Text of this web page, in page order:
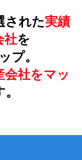
された実績
社を
プ。
会社をマッ